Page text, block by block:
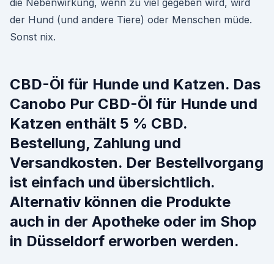
die Nebenwirkung, wenn zu viel gegeben wird, wird
der Hund (und andere Tiere) oder Menschen müde.
Sonst nix.
CBD-Öl für Hunde und Katzen. Das
Canobo Pur CBD-Öl für Hunde und
Katzen enthält 5 % CBD.
Bestellung, Zahlung und
Versandkosten. Der Bestellvorgang
ist einfach und übersichtlich.
Alternativ können die Produkte
auch in der Apotheke oder im Shop
in Düsseldorf erworben werden.